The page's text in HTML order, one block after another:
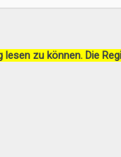
lesen zu können. Die